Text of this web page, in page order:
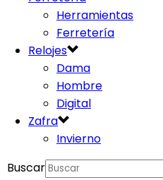
Herramientas
Ferretería
Relojes
Dama
Hombre
Digital
Zafra
Invierno
Buscar